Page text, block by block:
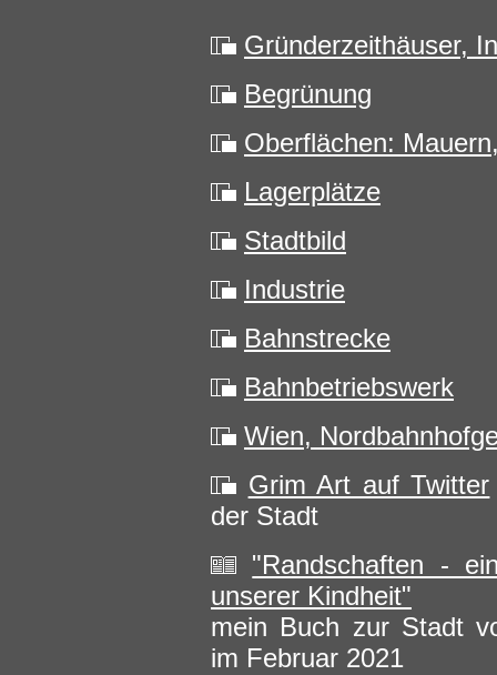
Gründerzeithäuser,
Begrünung
Oberflächen:
Lagerplätze
Stadtbild
Industrie
Bahnstrecke
Bahnbetriebswerk
Wien,
Grim Art auf Twitter
der Stadt
"Randschaften -
unserer Kindheit"
mein Buch zur Stadt
im Februar 2021